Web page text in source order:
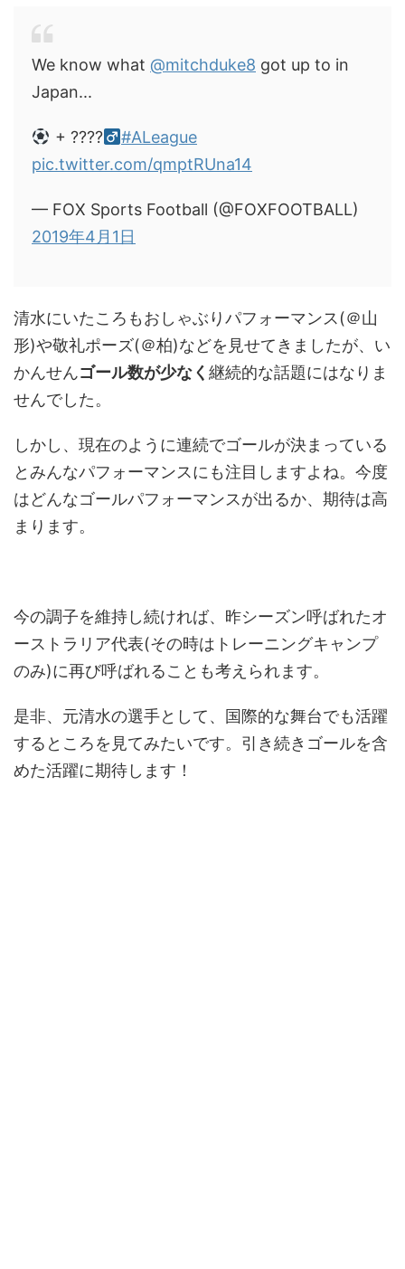
We know what @mitchduke8 got up to in
Japan...
+ ????‍
#ALeague
pic.twitter.com/qmptRUna14
— FOX Sports Football (@FOXFOOTBALL)
2019年4月1日
清水にいたころもおしゃぶりパフォーマンス(＠山
形)や敬礼ポーズ(＠柏)などを見せてきましたが、い
かんせんゴール数が少なく 継続的な話題にはなりま
せんでした。
しかし、現在のように連続でゴールが決まっている
とみんなパフォーマンスにも注目しますよね。今度
はどんなゴールパフォーマンスが出るか、期待は高
まります。
今の調子を維持し続ければ、昨シーズン呼ばれたオ
ーストラリア代表(その時はトレーニングキャンプ
のみ)に再び呼ばれることも考えられます。
是非、元清水の選手として、国際的な舞台でも活躍
するところを見てみたいです。引き続きゴールを含
めた活躍に期待します！